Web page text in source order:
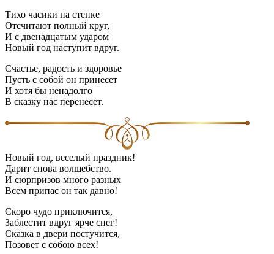
Тихо часики на стенке
Отсчитают полный круг,
И с двенадцатым ударом
Новый год наступит вдруг.
Счастье, радость и здоровье
Пусть с собой он принесет
И хотя бы ненадолго
В сказку нас перенесет.
Новый год, веселый праздник!
Дарит снова волшебство.
И сюрпризов много разных
Всем припас он так давно!
Скоро чудо приключится,
Заблестит вдруг ярче снег!
Сказка в двери постучится,
Позовет с собою всех!